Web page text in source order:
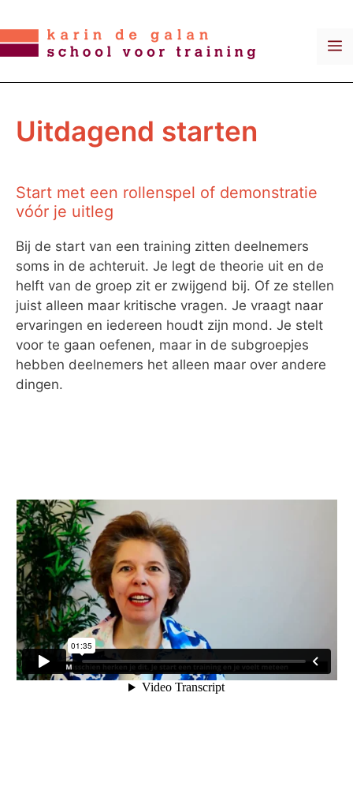
naar
de
Uitdagend starten
Start met een rollenspel of demonstratie
vóór je uitleg
Bij de start van een training zitten deelnemers
soms in de achteruit. Je legt de theorie uit en de
helft van de groep zit er zwijgend bij. Of ze stellen
juist alleen maar kritische vragen. Je vraagt naar
ervaringen en iedereen houdt zijn mond. Je stelt
voor te gaan oefenen, maar in de subgroepjes
hebben deelnemers het alleen maar over andere
dingen.